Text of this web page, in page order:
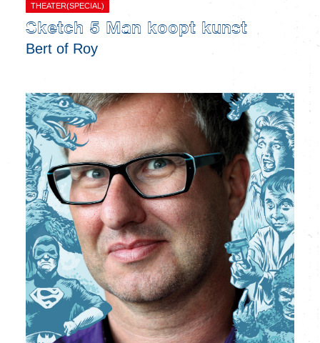
THEATER(SPECIAL)
Sketch 5 Man koopt kunst
Bert of Roy